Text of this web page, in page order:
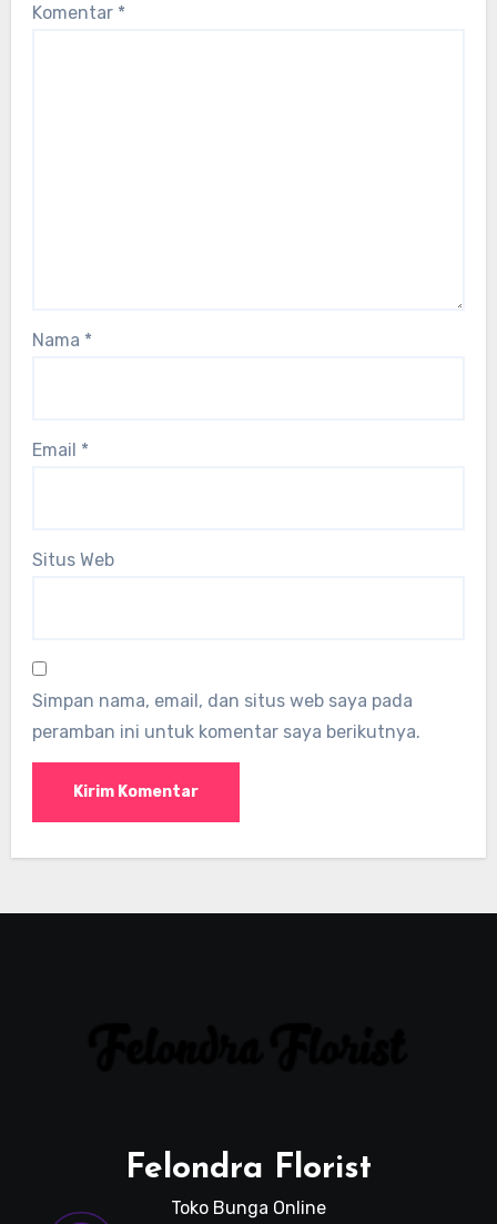
Komentar *
Nama *
Email *
Situs Web
Simpan nama, email, dan situs web saya pada
peramban ini untuk komentar saya berikutnya.
Felondra Florist
Toko Bunga Online